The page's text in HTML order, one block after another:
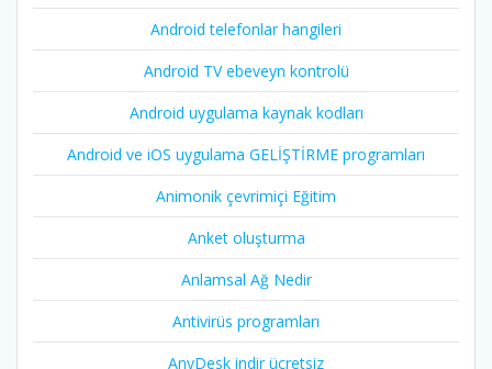
Android telefonlar hangileri
Android TV ebeveyn kontrolü
Android uygulama kaynak kodları
Android ve iOS uygulama GELİŞTİRME programları
Animonik çevrimiçi Eğitim
Anket oluşturma
Anlamsal Ağ Nedir
Antivirüs programları
AnyDesk indir ücretsiz